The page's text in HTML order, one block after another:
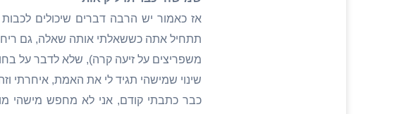
אז כאמור יש הרבה דברים שיכולים
תתחיל אתה כששאלתי אותה שאלה, גם
משפריצים על זיעה קרה), שלא לדבר על
שינוי שמישהי תגיד לי את האמת, איחרתי
כבר כתבתי קודם, אני לא מחפש מישהי